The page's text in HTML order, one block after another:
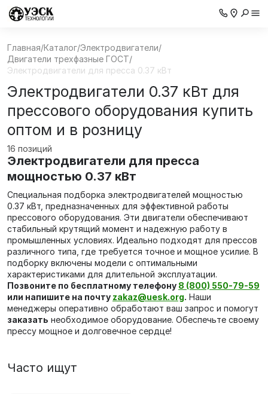
Главная/Каталог/Электродвигатели/
Двигатели трехфазные ГОСТ/
Электродвигатели для пресса 0.37 кВт
Электродвигатели 0.37 кВт для
прессового оборудования купить
оптом и в розницу
16 позиций
Электродвигатели для пресса
мощностью 0.37 кВт
Специальная подборка электродвигателей мощностью
0.37 кВт, предназначенных для эффективной работы
прессового оборудования. Эти двигатели обеспечивают
стабильный крутящий момент и надежную работу в
промышленных условиях. Идеально подходят для прессов
различного типа, где требуется точное и мощное усилие. В
подборку включены модели с оптимальными
характеристиками для длительной эксплуатации.
Позвоните по бесплатному телефону 8 (800) 550-79-59
или напишите на почту zakaz@uesk.org. Наши
менеджеры оперативно обработают ваш запрос и помогут
заказать необходимое оборудование. Обеспечьте своему
прессу мощное и долговечное сердце!
Часто ищут